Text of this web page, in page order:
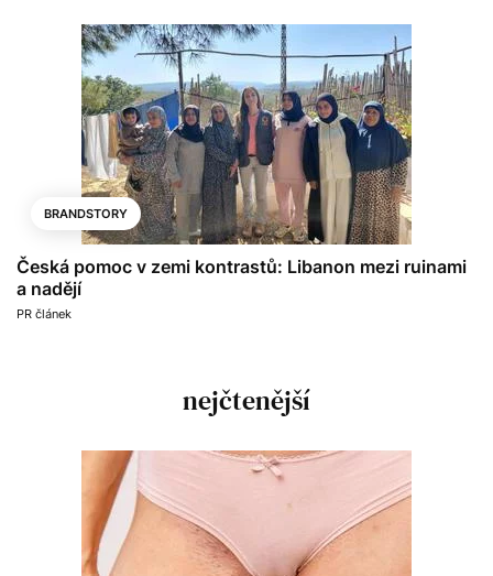
BRANDSTORY
Česká pomoc v zemi kontrastů: Libanon mezi ruinami
a nadějí
PR článek
nejčtenější